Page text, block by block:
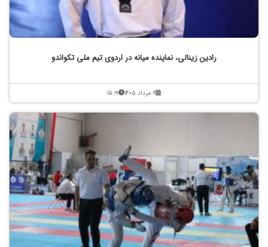
رادین زینالی، نماینده میانه در اردوی تیم ملی تکواندو
۶ مرداد ۱۴۰۵ ۱۵:۱۹